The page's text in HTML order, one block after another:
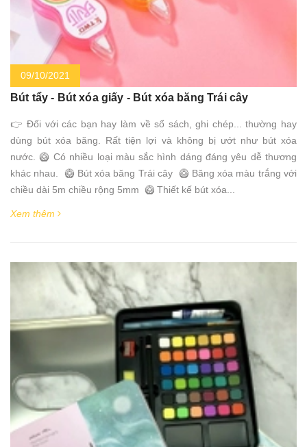
09/10/2021
Bút tẩy - Bút xóa giấy - Bút xóa băng Trái cây
👉 Đối với các bạn hay làm về sổ sách, ghi chép... thường hay
dùng bút xóa băng. Rất tiện lợi và không bị ướt như bút xóa
nước. 🥝 Có nhiều loại màu sắc hình dáng đáng yêu dễ thương
khác nhau. 🥝 Bút xóa băng Trái cây 🥝 Băng xóa màu trắng với
chiều dài 5m chiều rộng 5mm 🥝 Thiết kế bút xóa...
Xem thêm